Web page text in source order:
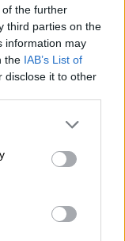
the further
third parties on the
information may
the IAB’s List of
disclose it to other